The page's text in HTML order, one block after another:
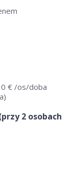
€ /os/doba
2 osobach